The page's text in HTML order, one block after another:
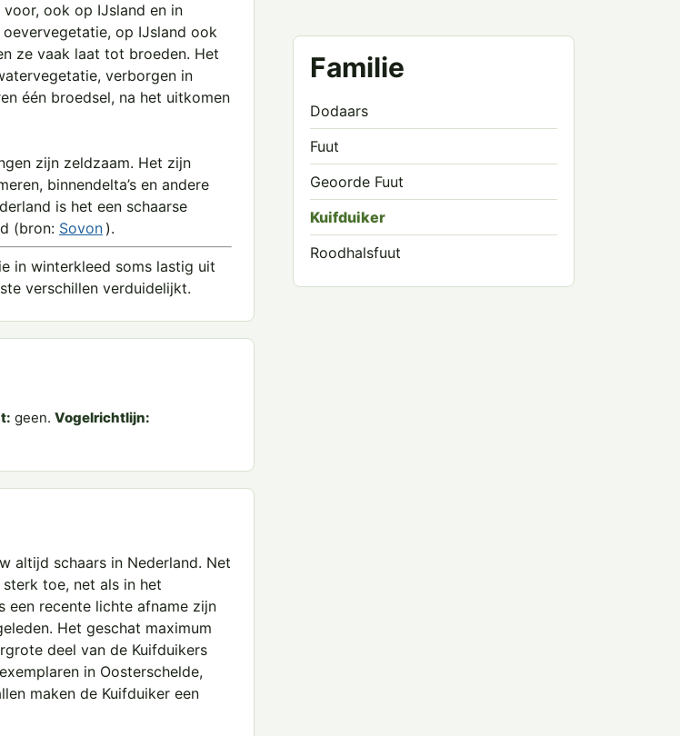
ook op IJsland en in
op IJsland ook
ze vaak laat tot broeden. Het
verborgen in
één broedsel, na het uitkomen
zijn zeldzaam. Het zijn
binnendelta’s en andere
is het een schaarse
(bron: Sovon ).
in winterkleed soms lastig uit
verschillen verduidelijkt.
geen. Vogelrichtlijn:
altijd schaars in Nederland. Net
toe, net als in het
een recente lichte afname zijn
Het geschat maximum
deel van de Kuifduikers
in Oosterschelde,
maken de Kuifduiker een
Familie
Dodaars
Fuut
Geoorde Fuut
Kuifduiker
Roodhalsfuut